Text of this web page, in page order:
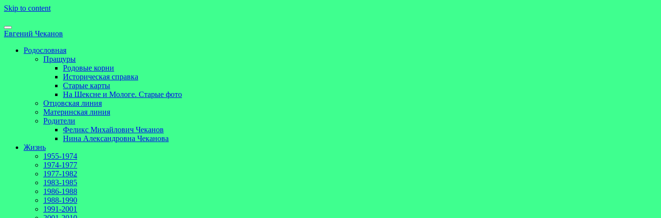
Skip to content
Евгений Чеканов
Родословная
Пращуры
Родовые корни
Историческая справка
Старые карты
На Шексне и Мологе. Старые фото
Отцовская линия
Материнская линия
Родители
Феликс Михайлович Чеканов
Нина Александровна Чеканова
Жизнь
1955-1974
1974-1977
1977-1982
1983-1985
1986-1988
1988-1990
1991-2001